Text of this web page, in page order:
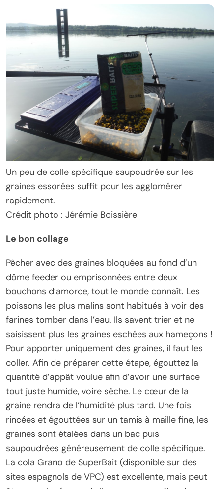
Un peu de colle spécifique saupoudrée sur les
graines essorées suffit pour les agglomérer
rapidement.
Crédit photo : Jérémie Boissière
Le bon collage
Pêcher avec des graines bloquées au fond d’un
dôme feeder ou emprisonnées entre deux
bouchons d’amorce, tout le monde connaît. Les
poissons les plus malins sont habitués à voir des
farines tomber dans l’eau. Ils savent trier et ne
saisissent plus les graines eschées aux hameçons !
Pour apporter uniquement des graines, il faut les
coller. Afin de préparer cette étape, égouttez la
quantité d’appât voulue afin d’avoir une surface
tout juste humide, voire sèche. Le cœur de la
graine rendra de l’humidité plus tard. Une fois
rincées et égouttées sur un tamis à maille fine, les
graines sont étalées dans un bac puis
saupoudrées généreusement de colle spécifique.
La cola Grano de SuperBait (disponible sur des
sites espagnols de VPC) est excellente, mais peut